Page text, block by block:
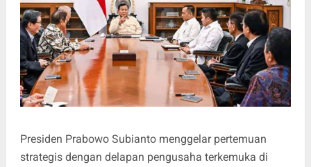
Presiden Prabowo Subianto menggelar pertemuan
strategis dengan delapan pengusaha terkemuka di